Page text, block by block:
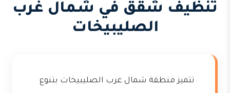
تنظيف شقق في شمال غرب
الصليبيخات
تتميز منطقة شمال غرب الصليبيخات بتنوع